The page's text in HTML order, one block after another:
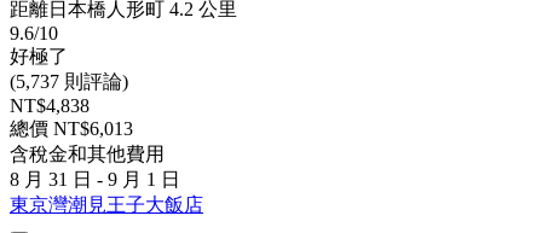
距離日本橋人形町 4.2 公里
9.6/10
好極了
(5,737 則評論)
NT$4,838
總價 NT$6,013
含稅金和其他費用
8 月 31 日 - 9 月 1 日
東京灣潮見王子大飯店